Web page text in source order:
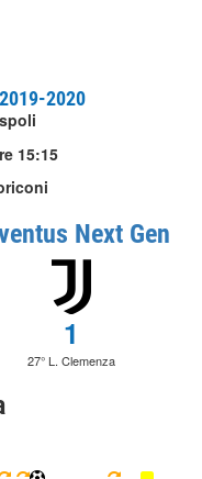
2020
15:15
Next Gen
1
27° L. Clemenza